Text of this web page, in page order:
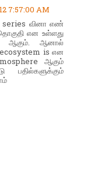
7:57:00 AM
C series வினா எண்
என உள்ளது
ஆகும். ஆனால்
is என
ஆகும்